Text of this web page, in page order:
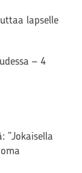
lapselle
– 4
”Jokaisella